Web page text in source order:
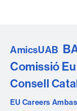
AmicsUAB
Comissió
Consell
EU Careers